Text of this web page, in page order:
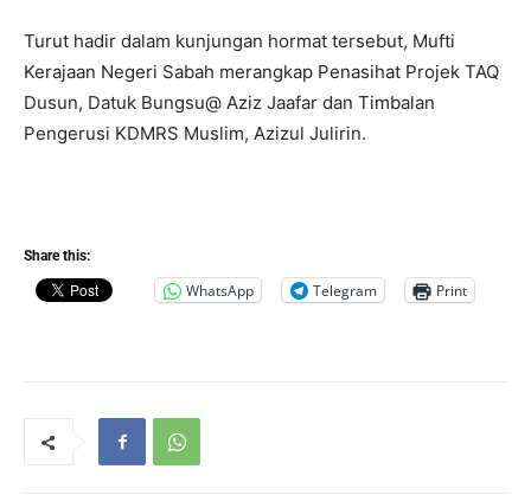
Turut hadir dalam kunjungan hormat tersebut, Mufti
Kerajaan Negeri Sabah merangkap Penasihat Projek TAQ
Dusun, Datuk Bungsu@ Aziz Jaafar dan Timbalan
Pengerusi KDMRS Muslim, Azizul Julirin.
Share this:
WhatsApp Telegram Print